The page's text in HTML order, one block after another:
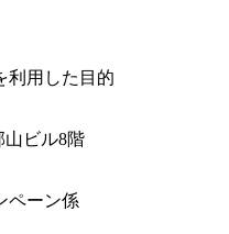
利用した目的
ビル8階
ペーン係